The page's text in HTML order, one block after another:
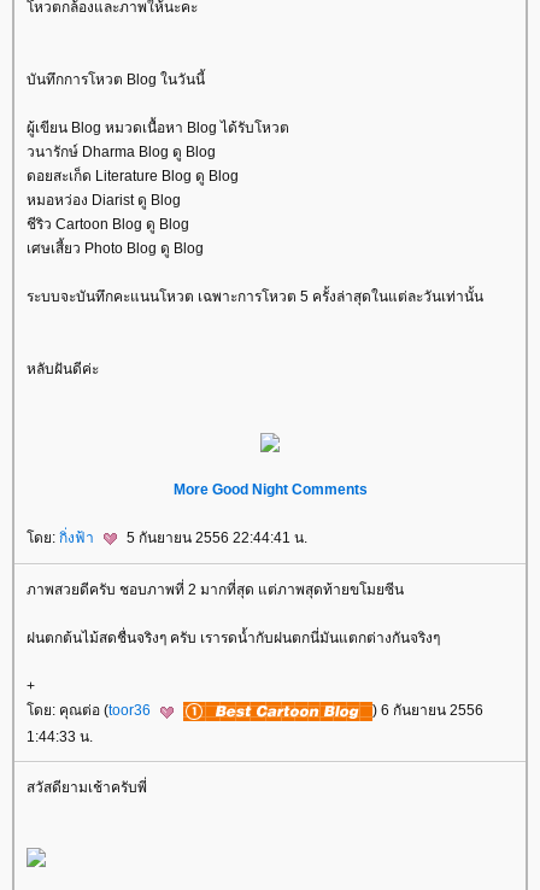
หวตกล้องและภาพให้นะคะ
บันทึกการโหวต Blog ในวันนี้
ผู้เขียน Blog หมวดเนื้อหา Blog ได้รับโหวต
วนารักษ์ Dharma Blog ดู Blog
ดอยสะเก็ด Literature Blog ดู Blog
หมอหว่อง Diarist ดู Blog
ชีริว Cartoon Blog ดู Blog
เศษเสี้ยว Photo Blog ดู Blog
ระบบจะบันทึกคะแนนโหวต เฉพาะการโหวต 5 ครั้งล่าสุดในแต่ละวันเท่านั้น
หลับฝันดีค่ะ
More Good Night Comments
ดย: กิ่งฟ้า 5 กันยายน 2556 22:44:41 น.
ภาพสวยดีครับ ชอบภาพที่ 2 มากที่สุด แต่ภาพสุดท้ายขโมยซีน
ฝนตกต้นไม้สดชื่นจริงๆ ครับ เรารดน้ำกับฝนตกนี่มันแตกต่างกันจริงๆ
+
ดย: คุณต่อ (toor36
) 6 กันยายน 2556
1:44:33 น.
สวัสดียามเช้าครับพี่